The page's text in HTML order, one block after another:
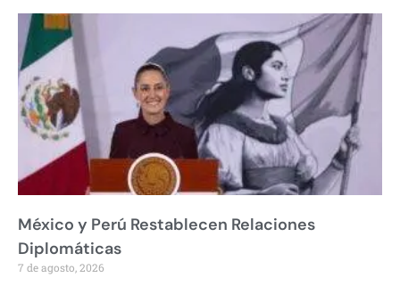
México y Perú Restablecen Relaciones
Diplomáticas
7 de agosto, 2026